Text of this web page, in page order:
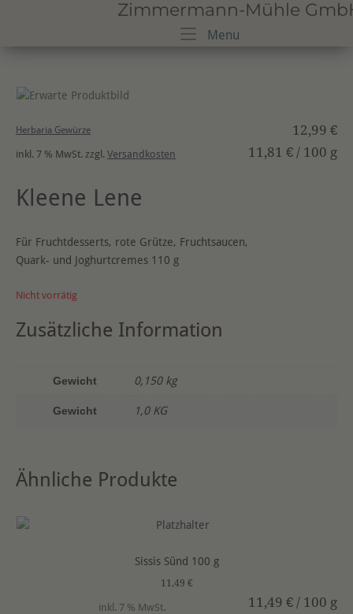
content
Zimmermann-Mühle
Menu
12,99 €
Herbaria Gewürze
11,81 € / 100 g
inkl. 7 % MwSt. zzgl. Versandkosten
Kleene Lene
Für Fruchtdesserts, rote Grütze, Fruchtsaucen,
Quark- und Joghurtcremes 110 g
Nicht vorrätig
Zusätzliche Information
Gewicht 0,150 kg
Gewicht 1,0 KG
Ähnliche Produkte
Sissis Sünd 100 g
11,49 €
11,49 € / 100 g
inkl. 7 % MwSt.